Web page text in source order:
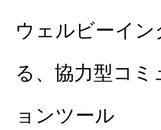
ウェルビーイ
る、協力型コミ
ョンツール